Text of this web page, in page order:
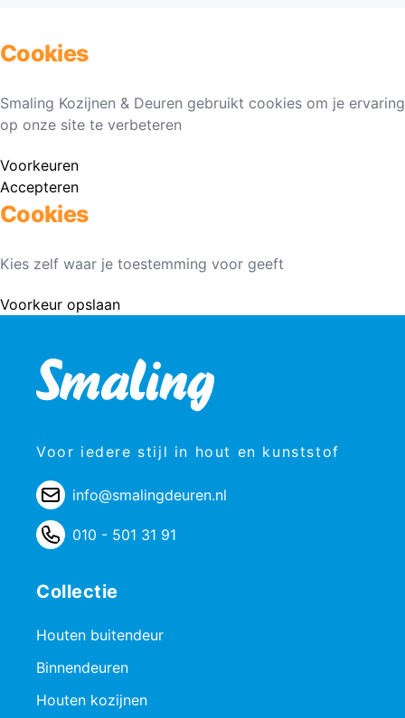
Cookies
Smaling Kozijnen & Deuren gebruikt cookies om je ervaring
op onze site te verbeteren
Voorkeuren
Accepteren
Cookies
Kies zelf waar je toestemming voor geeft
Voorkeur opslaan
Voor iedere stijl in hout en kunststof
info@smalingdeuren.nl
010 - 501 31 91
Collectie
Houten buitendeur
Binnendeuren
Houten kozijnen